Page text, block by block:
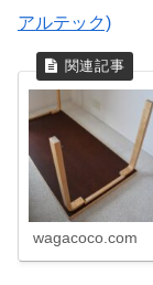
アルテック)
wagacoco.com